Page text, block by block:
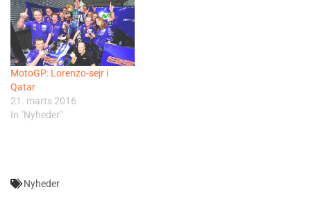
MotoGP: Lorenzo-sejr i
Qatar
21. marts 2016
In "Nyheder"
Nyheder